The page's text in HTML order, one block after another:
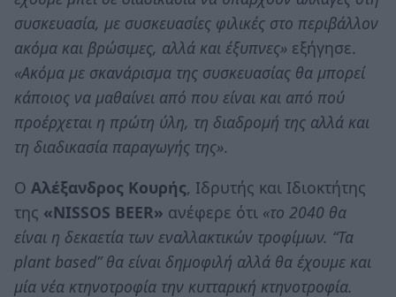
συσκευασία, με συσκευασίες φιλικές στο περιβάλλον
ακόμα και βρώσιμες, αλλά και έξυπνες» εξήγησε.
«Ακόμα με σκανάρισμα της συσκευασίας θα μπορεί
κάποιος να μαθαίνει από που είναι και από πού
προέρχεται η πρώτη ύλη, τη διαδρομή της αλλά και
τη διαδικασία παραγωγής της».
Ο Αλέξανδρος Κουρής, Ιδρυτής και Ιδιοκτήτης
της «NISSOS BEER» ανέφερε ότι «το 2040 θα
είναι η δεκαετία των εναλλακτικών τροφίμων. “Τα
plant based” θα είναι δημοφιλή αλλά θα έχουμε και
μία νέα κτηνοτροφία την κυτταρική κτηνοτροφία.